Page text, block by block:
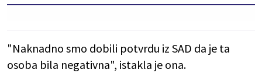
"Naknadno smo dobili potvrdu iz SAD da je ta
osoba bila negativna", istakla je ona.